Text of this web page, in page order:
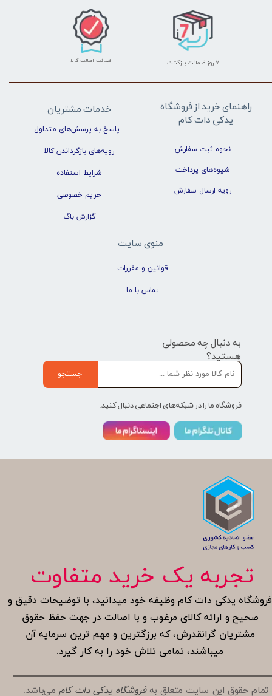
تجربه یک خرید متفاوت
فروشگاه یدکی دات کام وظیفه خود میدانید، با توضیحات دقیق و
صحیح و ارائه کالای مرغوب و با اصالت در جهت حفظ حقوق
مشتریان گرانقدرش، که برزگترین و مهم ترین سرمایه آن
میباشند، تمامی تلاش خود را به کار گیرد.
تمام حقوق این سایت متعلق بهفروشگاه یدکی دات کاممی‌باشد.
۷ روز ضمانت بازگشت ضمانت اصالت کالا
راهنمای خرید از فروشگاه
یدکی دات کام
نحوه ثبت سفارش
شیوه‌های پرداخت
رویه ارسال سفارش
خدمات مشتریان
پاسخ به پرسش‌های متداول
رویه‌های بازگرداندن کالا
شرایط استفاده
حریم خصوصی
گزارش باگ
منوی سایت
قوانین و مقررات
تماس با ما
به دنبال چه محصولی
هستید؟
جستجو
فروشگاه ما را در شبکه‌های اجتماعی دنبال کنید: